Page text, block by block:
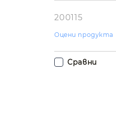
работния ден.
200115
Оцени продукта
Сравни